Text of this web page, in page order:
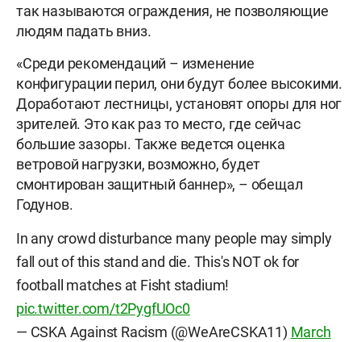
так называются ограждения, не позволяющие
людям падать вниз.
«Среди рекомендаций – изменение
конфигурации перил, они будут более высокими.
Доработают лестницы, установят опоры для ног
зрителей. Это как раз то место, где сейчас
большие зазоры. Также ведется оценка
ветровой нагрузки, возможно, будет
смонтирован защитный баннер», – обещал
Годунов.
In any crowd disturbance many people may simply
fall out of this stand and die. This's NOT ok for
football matches at Fisht stadium!
pic.twitter.com/t2PygfUOc0
— CSKA Against Racism (@WeAreCSKA11) March